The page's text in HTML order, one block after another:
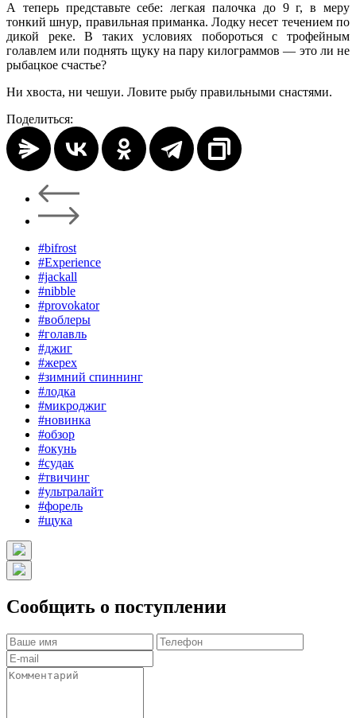
А теперь представьте себе: легкая палочка до 9 г, в меру
тонкий шнур, правильная приманка. Лодку несет течением по
дикой реке. В таких условиях побороться с трофейным
голавлем или поднять щуку на пару килограммов — это ли не
рыбацкое счастье?
Ни хвоста, ни чешуи. Ловите рыбу правильными снастями.
Поделиться:
#bifrost
#Experience
#jackall
#nibble
#provokator
#воблеры
#голавль
#джиг
#жерех
#зимний спиннинг
#лодка
#микроджиг
#новинка
#обзор
#окунь
#судак
#твичинг
#ультралайт
#форель
#щука
Сообщить о поступлении